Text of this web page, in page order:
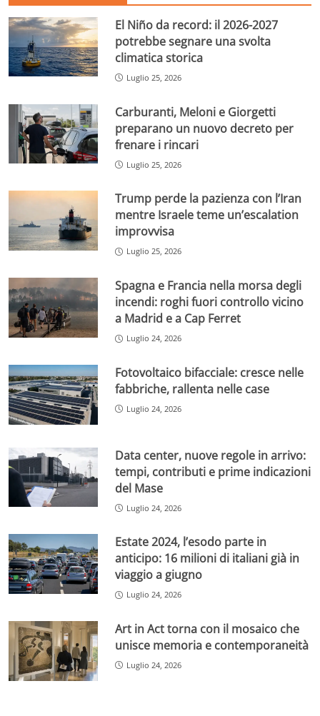
El Niño da record: il 2026-2027
potrebbe segnare una svolta
climatica storica
Luglio 25, 2026
Carburanti, Meloni e Giorgetti
preparano un nuovo decreto per
frenare i rincari
Luglio 25, 2026
Trump perde la pazienza con l’Iran
mentre Israele teme un’escalation
improvvisa
Luglio 25, 2026
Spagna e Francia nella morsa degli
incendi: roghi fuori controllo vicino
a Madrid e a Cap Ferret
Luglio 24, 2026
Fotovoltaico bifacciale: cresce nelle
fabbriche, rallenta nelle case
Luglio 24, 2026
Data center, nuove regole in arrivo:
tempi, contributi e prime indicazioni
del Mase
Luglio 24, 2026
Estate 2024, l’esodo parte in
anticipo: 16 milioni di italiani già in
viaggio a giugno
Luglio 24, 2026
Art in Act torna con il mosaico che
unisce memoria e contemporaneità
Luglio 24, 2026